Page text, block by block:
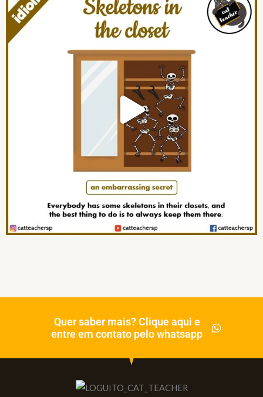
Quer saber mais? Clique aqui e
entre em contato pelo whatsapp